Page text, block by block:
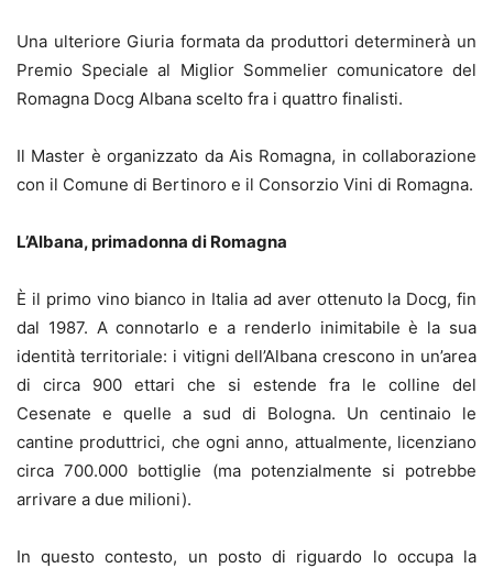
Una ulteriore Giuria formata da produttori determinerà un
Premio Speciale al Miglior Sommelier comunicatore del
Romagna Docg Albana scelto fra i quattro finalisti.
Il Master è organizzato da Ais Romagna, in collaborazione
con il Comune di Bertinoro e il Consorzio Vini di Romagna.
L’Albana, primadonna di Romagna
È il primo vino bianco in Italia ad aver ottenuto la Docg, fin
dal 1987. A connotarlo e a renderlo inimitabile è la sua
identità territoriale: i vitigni dell’Albana crescono in un’area
di circa 900 ettari che si estende fra le colline del
Cesenate e quelle a sud di Bologna. Un centinaio le
cantine produttrici, che ogni anno, attualmente, licenziano
circa 700.000 bottiglie (ma potenzialmente si potrebbe
arrivare a due milioni).
In questo contesto, un posto di riguardo lo occupa la